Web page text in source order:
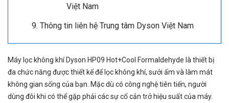
Việt Nam
Thông tin liên hệ Trung tâm Dyson Việt Nam
Máy lọc không khí Dyson HP09 Hot+Cool Formaldehyde là thiết bị
đa chức năng được thiết kế để lọc không khí, sưởi ấm và làm mát
không gian sống của bạn. Mặc dù có công nghệ tiên tiến, người
dùng đôi khi có thể gặp phải các sự cố cản trở hiệu suất của máy.